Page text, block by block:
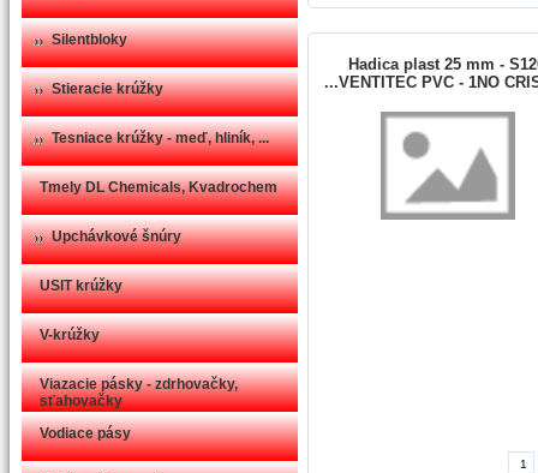
Silentbloky
Stieracie krúžky
Tesniace krúžky - meď, hliník, ...
Tmely DL Chemicals, Kvadrochem
Upchávkové šnúry
USIT krúžky
V-krúžky
Viazacie pásky - zdrhovačky,
sťahovačky
Vodiace pásy
Hadica plast 25 mm -
...VENTITEC PVC - 1NO